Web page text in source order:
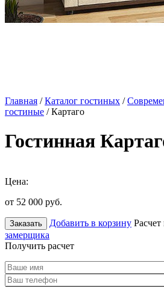
Главная /Каталог гостиных /
гостиные / Картаго
Гостинная
Цена:
от 52 000 руб.
Заказать Добавить в корзину
замерщика
Получить расчет